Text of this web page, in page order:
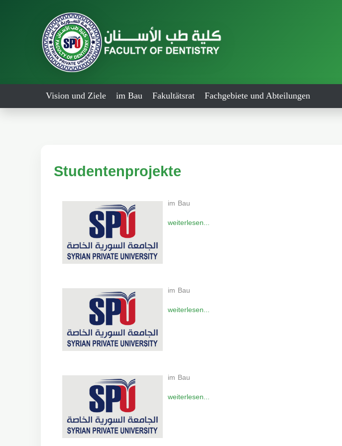
Vision und Ziele im Bau Fakultätsrat Fachgebiete und Abteilungen
Studentenprojekte
im Bau
weiterlesen...
im Bau
weiterlesen...
im Bau
weiterlesen...